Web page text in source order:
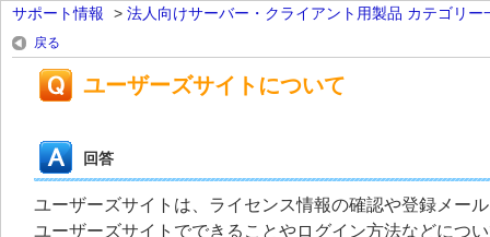
サポート情報 > 法人向けサーバー・クライアント用製品 カテゴリー
戻る
ユーザーズサイトについて
回答
ユーザーズサイトは、ライセンス情報の確認や登録メー
ユーザーズサイトでできることやログイン方法などにつ